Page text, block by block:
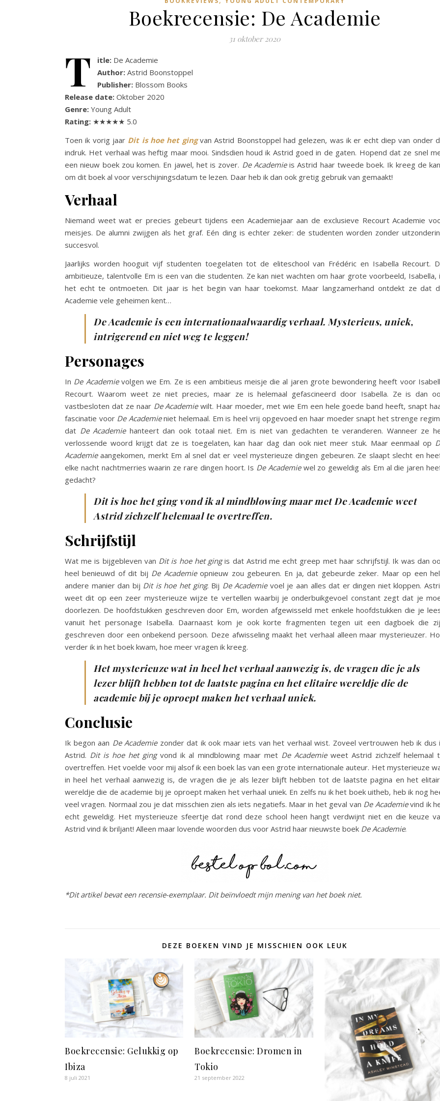
Boekrecensie: De Academie
31 oktober 2020
T itle: De Academie
Author: Astrid Boonstoppel
Publisher: Blossom Books
Release date: Oktober 2020
Genre: Young Adult
Rating: ★★★★★ 5.0
Toen ik vorig jaar Dit is hoe het gingvan Astrid Boonstoppel had gelezen, was ik er echt diep van onder
indruk. Het verhaal was heftig maar mooi. Sindsdien houd ik Astrid goed in de gaten. Hopend dat ze snel
een nieuw boek zou komen. En jawel, het is zover. De Academieis Astrid haar tweede boek. Ik kreeg de
om dit boek al voor verschijningsdatum te lezen. Daar heb ik dan ook gretig gebruik van gemaakt!
Verhaal
Niemand weet wat er precies gebeurt tijdens een Academiejaar aan de exclusieve Recourt Academie
meisjes. De alumni zwijgen als het graf. Eén ding is echter zeker: de studenten worden zonder
succesvol.
Jaarlijks worden hooguit vijf studenten toegelaten tot de eliteschool van Frédéric en Isabella Recourt.
ambitieuze, talentvolle Em is een van die studenten. Ze kan niet wachten om haar grote voorbeeld, Isabella,
het echt te ontmoeten. Dit jaar is het begin van haar toekomst. Maar langzamerhand ontdekt ze dat
Academie vele geheimen kent…
De Academie is een internationaalwaardig verhaal. Mysterieus, uniek,
intrigerend en niet weg te leggen!
Personages
In De Academievolgen we Em. Ze is een ambitieus meisje die al jaren grote bewondering heeft voor
Recourt. Waarom weet ze niet precies, maar ze is helemaal gefascineerd door Isabella. Ze is dan
vastbesloten dat ze naar De Academiewilt. Haar moeder, met wie Em een hele goede band heeft, snapt
fascinatie voor De Academieniet helemaal. Em is heel vrij opgevoed en haar moeder snapt het strenge
dat De Academiehanteert dan ook totaal niet. Em is niet van gedachten te veranderen. Wanneer ze
verlossende woord krijgt dat ze is toegelaten, kan haar dag dan ook niet meer stuk. Maar eenmaal op
Academieaangekomen, merkt Em al snel dat er veel mysterieuze dingen gebeuren. Ze slaapt slecht en
elke nacht nachtmerries waarin ze rare dingen hoort. Is De Academie wel zo geweldig als Em al die jaren
gedacht?
Dit is hoe het ging vond ik al mindblowing maar met De Academie weet
Astrid zichzelf helemaal te overtreffen.
Schrijfstijl
Wat me is bijgebleven van Dit is hoe het gingis dat Astrid me echt greep met haar schrijfstijl. Ik was dan
heel benieuwd of dit bij De Academieopnieuw zou gebeuren. En ja, dat gebeurde zeker. Maar op een
andere manier dan bij Dit is hoe het ging. Bij De Academievoel je aan alles dat er dingen niet kloppen.
weet dit op een zeer mysterieuze wijze te vertellen waarbij je onderbuikgevoel constant zegt dat je
doorlezen. De hoofdstukken geschreven door Em, worden afgewisseld met enkele hoofdstukken die je
vanuit het personage Isabella. Daarnaast kom je ook korte fragmenten tegen uit een dagboek die
geschreven door een onbekend persoon. Deze afwisseling maakt het verhaal alleen maar mysterieuzer.
verder ik in het boek kwam, hoe meer vragen ik kreeg.
Het mysterieuze wat in heel het verhaal aanwezig is, de vragen die je als
lezer blijft hebben tot de laatste pagina en het elitaire wereldje die de
academie bij je oproept maken het verhaal uniek.
Conclusie
Ik begon aan De Academiezonder dat ik ook maar iets van het verhaal wist. Zoveel vertrouwen heb ik dus
Astrid. Dit is hoe het gingvond ik al mindblowing maar met De Academieweet Astrid zichzelf helemaal
overtreffen. Het voelde voor mij alsof ik een boek las van een grote internationale auteur. Het mysterieuze
in heel het verhaal aanwezig is, de vragen die je als lezer blijft hebben tot de laatste pagina en het
wereldje die de academie bij je oproept maken het verhaal uniek. En zelfs nu ik het boek uitheb, heb ik nog
veel vragen. Normaal zou je dat misschien zien als iets negatiefs. Maar in het geval van De Academievind ik
echt geweldig. Het mysterieuze sfeertje dat rond deze school heen hangt verdwijnt niet en die keuze
Astrid vind ik briljant! Alleen maar lovende woorden dus voor Astrid haar nieuwste boek De Academie.
*Dit artikel bevat een recensie-exemplaar. Dit beïnvloedt mijn mening van het boek niet.
DEZE BOEKEN VIND JE MISSCHIEN OOK LEUK
Boekrecensie: Gelukkig op
Ibiza
8 juli 2021
Boekrecensie: Dromen in
Tokio
21 september 2022